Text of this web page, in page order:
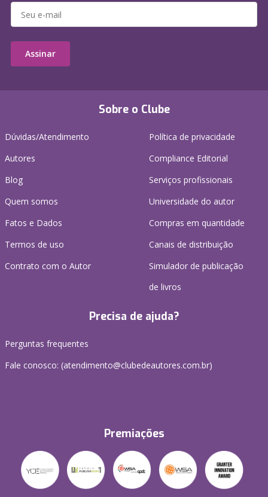
Sobre o Clube
Dúvidas/Atendimento
Autores
Blog
Quem somos
Fatos e Dados
Termos de uso
Contrato com o Autor
Política de privacidade
Compliance Editorial
Serviços profissionais
Universidade do autor
Compras em quantidade
Canais de distribuição
Simulador de publicação
de livros
Precisa de ajuda?
Perguntas frequentes
Fale conosco: (atendimento@clubedeautores.com.br)
Premiações
Assinar